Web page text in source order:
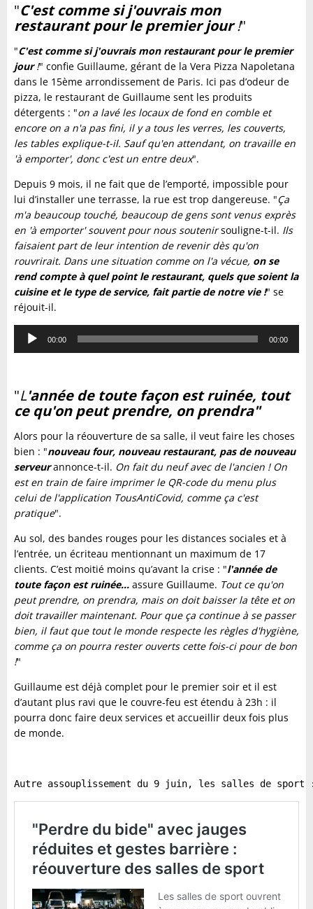
"C'est comme si j'ouvrais mon
restaurant pour le premier jour !"
"C'est comme si j'ouvrais mon restaurant pour le premier
jour !" confie Guillaume, gérant de la Vera Pizza Napoletana
dans le 15ème arrondissement de Paris. Ici pas d’odeur de
pizza, le restaurant de Guillaume sent les produits
détergents : "on a lavé les locaux de fond en comble et
encore on a n'a pas fini, il y a tous les verres, les couverts,
les tables explique-t-il. Sauf qu'en attendant, on travaille en
'à emporter', donc c'est un entre deux".
Depuis 9 mois, il ne fait que de l’emporté, impossible pour
lui d’installer une terrasse, la rue est trop dangereuse. "Ça
m'a beaucoup touché, beaucoup de gens sont venus exprès
en 'à emporter' souvent pour nous soutenirsouligne-t-il. Ils
faisaient part de leur intention de revenir dès qu'on
rouvrirait. Dans une situation comme on l'a vécue, on se
rend compte à quel point le restaurant, quels que soient la
cuisine et le type de service, fait partie de notre vie !" se
réjouit-il.
Lecteur
audio
00:00 00:00
"L'année de toute façon est ruinée, tout
ce qu'on peut prendre, on prendra"
Alors pour la réouverture de sa salle, il veut faire les choses
bien : "nouveau four, nouveau restaurant, pas de nouveau
serveurannonce-t-il. On fait du neuf avec de l'ancien ! On
est en train de faire imprimer le QR-code du menu plus
celui de l'application TousAntiCovid, comme ça c'est
pratique".
Au sol, des bandes rouges pour les distances sociales et à
l’entrée, un écriteau mentionnant un maximum de 17
clients. C’est moitié moins qu’avant la crise : "l'année de
toute façon est ruinée... assure Guillaume. Tout ce qu'on
peut prendre, on prendra, mais on doit baisser la tête et on
doit travailler maintenant. Pour que ça continue à se passer
bien, il faut que tout le monde respecte les règles d'hygiène,
comme ça on pourra rester ouverts cette fois-ci pour de bon
!"
Guillaume est déjà complet pour le premier soir et il est
d’autant plus ravi que le couvre-feu est étendu à 23h : il
pourra donc faire deux services et accueillir deux fois plus
de monde.
Autre assouplissement du 9 juin, les salles de sport